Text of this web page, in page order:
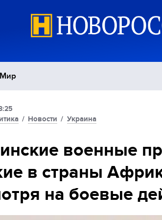
Мир
Политика
Экономика
Спорт
/ Новости / Украина
военные
в страны
на боевые